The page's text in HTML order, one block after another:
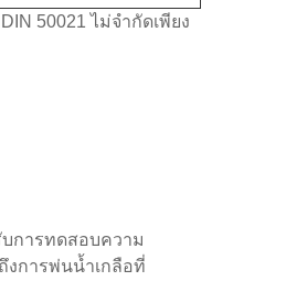
50021 ไม่จำกัดเพียง
การทดสอบความ
การพ่นน้ำเกลือที่